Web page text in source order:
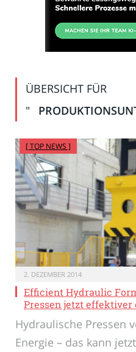
ÜBERSICHT FÜR
"
[ TOP NEWS ]
2. DEZEMBER 2014
Efficient Hydraulic
Pressen jetzt effektiver
Hydraulische Pressen
Energie – das kann